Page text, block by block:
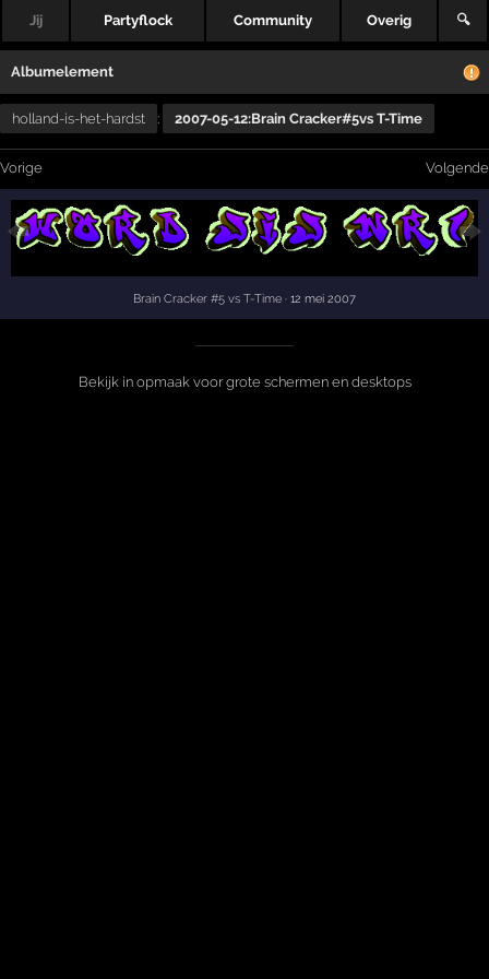
Jij Partyflock Community Overig 🔍
Albumelement
holland-is-het-hardst : 2007-05-12:Brain Cracker#5vs T-Time
Vorige Volgende
Brain Cracker #5 vs T-Time · 12 mei 2007
Bekijk in opmaak voor grote schermen en desktops